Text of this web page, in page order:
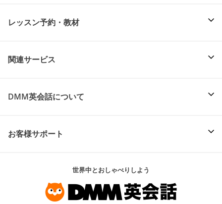
レッスン予約・教材
関連サービス
DMM英会話について
お客様サポート
世界中とおしゃべりしよう